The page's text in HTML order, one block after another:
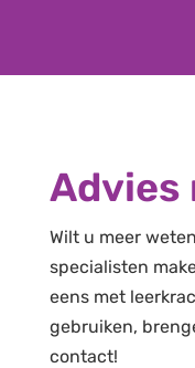
Advies
Wilt u meer
specialisten
eens met
gebruiken,
contact!